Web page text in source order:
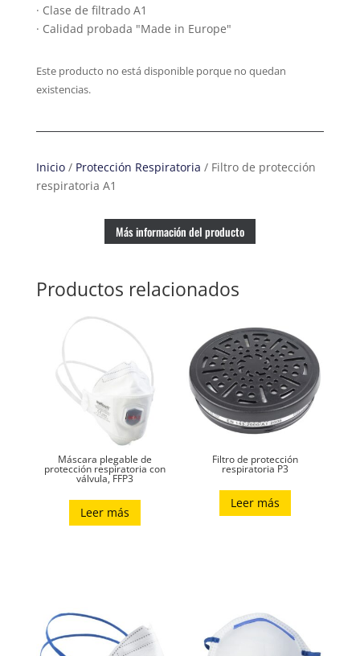
· Clase de filtrado A1
· Calidad probada "Made in Europe"
Este producto no está disponible porque no quedan
existencias.
Inicio/ Protección Respiratoria / Filtro de protección
respiratoria A1
Más información del producto
Productos relacionados
Máscara plegable de
protección respiratoria con
válvula, FFP3
Leer más
Filtro de protección
respiratoria P3
Leer más